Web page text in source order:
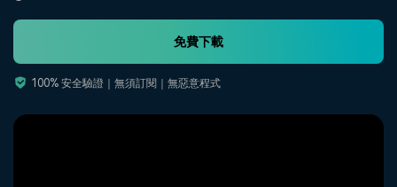
熱門方案
AI提示詞大全
速生成相似風格影片
推薦朋友得獎勵
100 點兌積分
免費下載
100% 安全驗證｜無須訂閱｜無惡意程式